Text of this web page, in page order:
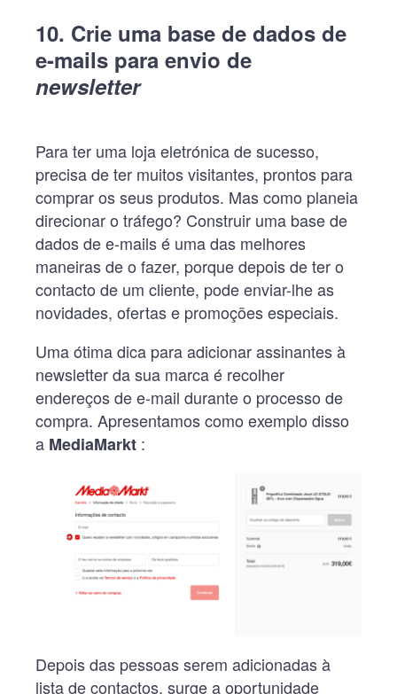
10. Crie uma base de dados de
e-mails para envio de
newsletter
Para ter uma loja eletrónica de sucesso,
precisa de ter muitos visitantes, prontos para
comprar os seus produtos. Mas como planeia
direcionar o tráfego? Construir uma base de
dados de e-mails é uma das melhores
maneiras de o fazer, porque depois de ter o
contacto de um cliente, pode enviar-lhe as
novidades, ofertas e promoções especiais.
Uma ótima dica para adicionar assinantes à
newsletter da sua marca é recolher
endereços de e-mail durante o processo de
compra. Apresentamos como exemplo disso
a MediaMarkt :
Depois das pessoas serem adicionadas à
lista de contactos, surge a oportunidade